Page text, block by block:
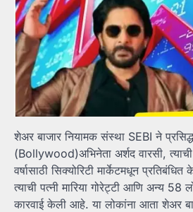
शेअर बाजार नियामक संस्था SEBI ने
(Bollywood)अभिनेता अर्शद वारसी,
वर्षासाठी सिक्योरिटी मार्केटमधून
त्याची पत्नी मारिया गोरेट्टी आणि अन्य 58
कारवाई केली आहे. या लोकांना आता शेअर